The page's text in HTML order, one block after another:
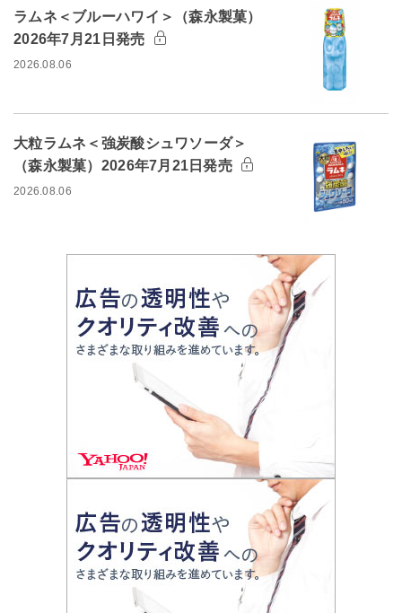
ラムネ＜ブルーハワイ＞（森永製菓）
2026年7月21日発売
2026.08.06
大粒ラムネ＜強炭酸シュワソーダ＞
（森永製菓）2026年7月21日発売
2026.08.06